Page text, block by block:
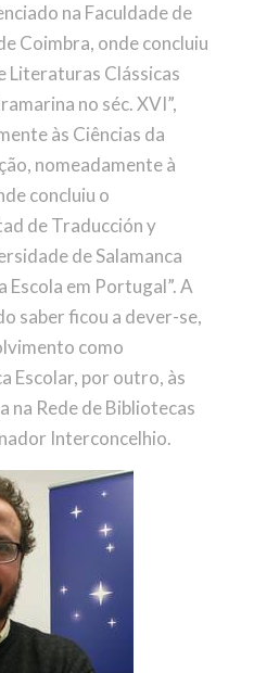
na Faculdade de
Coimbra, onde concluiu
Literaturas Clássicas
no séc. XVI”,
às Ciências da
nomeadamente à
concluiu o
de Traducción y
de Salamanca
Escola em Portugal”. A
saber ficou a dever-se,
como
Escolar, por outro, às
na Rede de Bibliotecas
Interconcelhio.